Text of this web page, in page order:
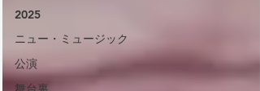
2025
ニュー・ミュージック
公演